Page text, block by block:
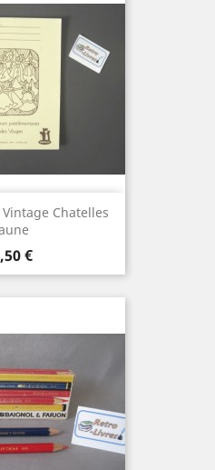
Chatelles
€